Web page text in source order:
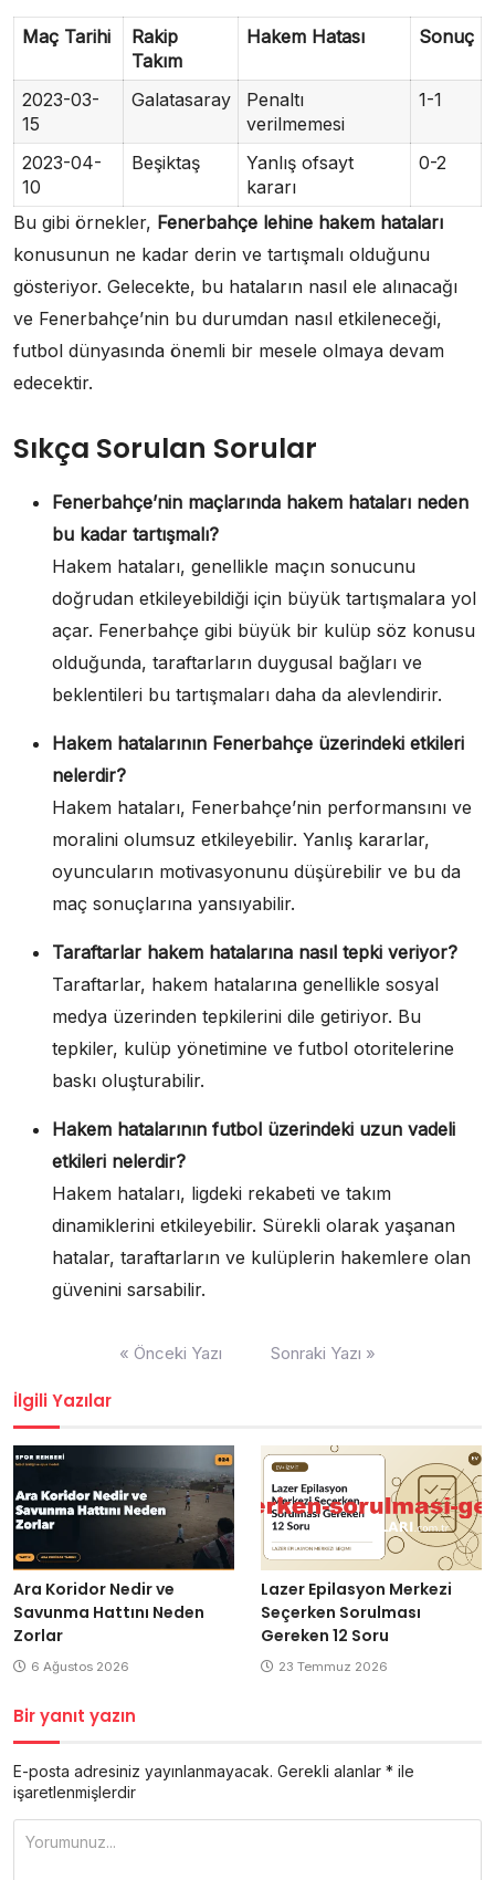
Maç Tarihi
Rakip
Takım
Hakem Hatası Sonuç
2023-03-
15
Galatasaray
Penaltı
verilmemesi
1-1
2023-04-
10
Beşiktaş
Yanlış ofsayt
kararı
0-2
Bu gibi örnekler, Fenerbahçe lehine hakem hataları
konusunun ne kadar derin ve tartışmalı olduğunu
gösteriyor. Gelecekte, bu hataların nasıl ele alınacağı
ve Fenerbahçe’nin bu durumdan nasıl etkileneceği,
futbol dünyasında önemli bir mesele olmaya devam
edecektir.
Sıkça Sorulan Sorular
Fenerbahçe’nin maçlarında hakem hataları neden
bu kadar tartışmalı?
Hakem hataları, genellikle maçın sonucunu
doğrudan etkileyebildiği için büyük tartışmalara yol
açar. Fenerbahçe gibi büyük bir kulüp söz konusu
olduğunda, taraftarların duygusal bağları ve
beklentileri bu tartışmaları daha da alevlendirir.
Hakem hatalarının Fenerbahçe üzerindeki etkileri
nelerdir?
Hakem hataları, Fenerbahçe’nin performansını ve
moralini olumsuz etkileyebilir. Yanlış kararlar,
oyuncuların motivasyonunu düşürebilir ve bu da
maç sonuçlarına yansıyabilir.
Taraftarlar hakem hatalarına nasıl tepki veriyor?
Taraftarlar, hakem hatalarına genellikle sosyal
medya üzerinden tepkilerini dile getiriyor. Bu
tepkiler, kulüp yönetimine ve futbol otoritelerine
baskı oluşturabilir.
Hakem hatalarının futbol üzerindeki uzun vadeli
etkileri nelerdir?
Hakem hataları, ligdeki rekabeti ve takım
dinamiklerini etkileyebilir. Sürekli olarak yaşanan
hatalar, taraftarların ve kulüplerin hakemlere olan
güvenini sarsabilir.
« Önceki Yazı Sonraki Yazı »
İlgili Yazılar
Ara Koridor Nedir ve
Savunma Hattını Neden
Zorlar
6 Ağustos 2026
Lazer Epilasyon Merkezi
Seçerken Sorulması
Gereken 12 Soru
23 Temmuz 2026
Bir yanıt yazın
E-posta adresiniz yayınlanmayacak. Gerekli alanlar * ile
işaretlenmişlerdir